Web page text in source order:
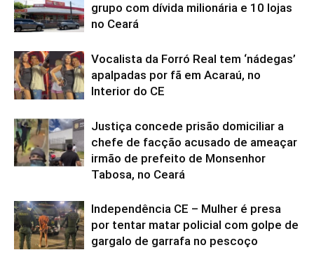
grupo com dívida milionária e 10 lojas
no Ceará
Vocalista da Forró Real tem ‘nádegas’
apalpadas por fã em Acaraú, no
Interior do CE
Justiça concede prisão domiciliar a
chefe de facção acusado de ameaçar
irmão de prefeito de Monsenhor
Tabosa, no Ceará
Independência CE – Mulher é presa
por tentar matar policial com golpe de
gargalo de garrafa no pescoço